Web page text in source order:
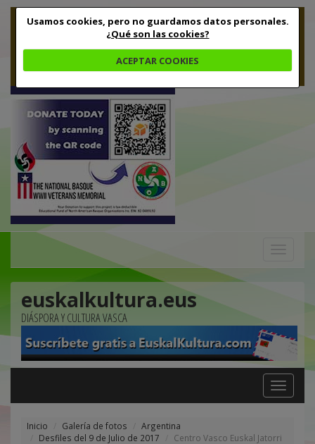
Usamos cookies, pero no guardamos datos personales.
¿Qué son las cookies?
ACEPTAR COOKIES
euskalkultura.eus
DIÁSPORA Y CULTURA VASCA
Toggle
navigation
Inicio Galería de fotos
Argentina
Desfiles del 9 de Julio de 2017
Centro Vasco Euskal Jatorri